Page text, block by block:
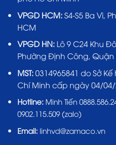
VPGD HCM:S4-S5 Ba Vì,
HCM
VPGD HN:Lô 9 C24 Khu
Phường Định Công,
MST:0314965841 do Sở
Chí Minh cấp ngày 04/
Hotline: Minh Tiến
0902.115.509 (zalo)
Email:linhvd@zamaco.vn